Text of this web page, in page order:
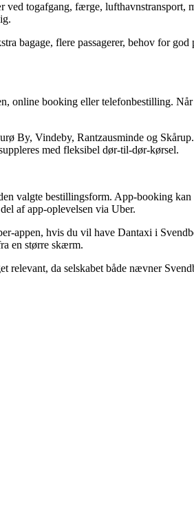
togafgang, færge, lufthavnstransport,
bagage, flere passagerer, behov for
online booking eller telefonbestilling.
By, Vindeby, Rantzausminde og
med fleksibel dør-til-dør-kørsel.
valgte bestillingsform. App-booking
af app-oplevelsen via Uber.
appen, hvis du vil have Dantaxi i
en større skærm.
da selskabet både nævner